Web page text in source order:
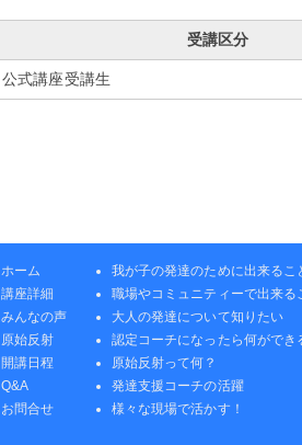
受講区分
公式講座受講生
ホーム
講座詳細
みんなの声
原始反射
開講日程
Q&A
お問合せ
我が子の発達のために出来るこ
職場やコミュニティーで出来る
大人の発達について知りたい
認定コーチになったら何ができ
原始反射って何？
発達支援コーチの活躍
様々な現場で活かす！